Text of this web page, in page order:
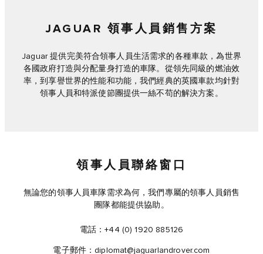
JAGUAR 領事人員銷售方案
Jaguar 提供完美符合領事人員生活需求的各種車款，為世界
各國政府打造與分配量身打造的車隊。從領先同級的燃油效
率，到享譽世界的性能和功能，我們經典的英國車款均針對
領事人員和特派使節團提供一絲不苟的解決方案。
領事人員聯絡窗口
無論您的領事人員車隊需求為何，我們專屬的領事人員銷售
團隊都能提供協助。
電話：+44 (0) 1920 885126
電子郵件：diplomat@jaguarlandrover.com